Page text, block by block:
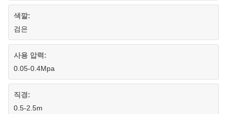
색깔:
검은
사용 압력:
0.05-0.4Mpa
직경:
0.5-2.5m